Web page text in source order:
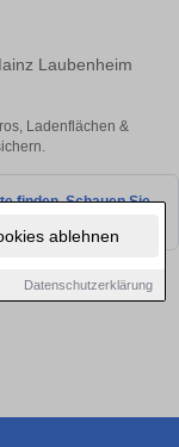
ablehnen
Datenschutzerklärung
Laubenheim
Ladenflächen &
finden. Schauen Sie